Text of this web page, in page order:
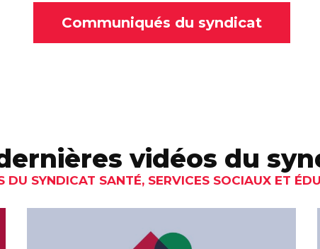
Communiqués du syndicat
vidéos du
DU SYNDICAT SANTÉ, SERVICES SOCIAUX ET